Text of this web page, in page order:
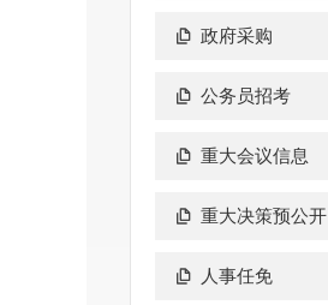
政府采购
公务员招考
重大会议信息
重大决策预公开
人事任免